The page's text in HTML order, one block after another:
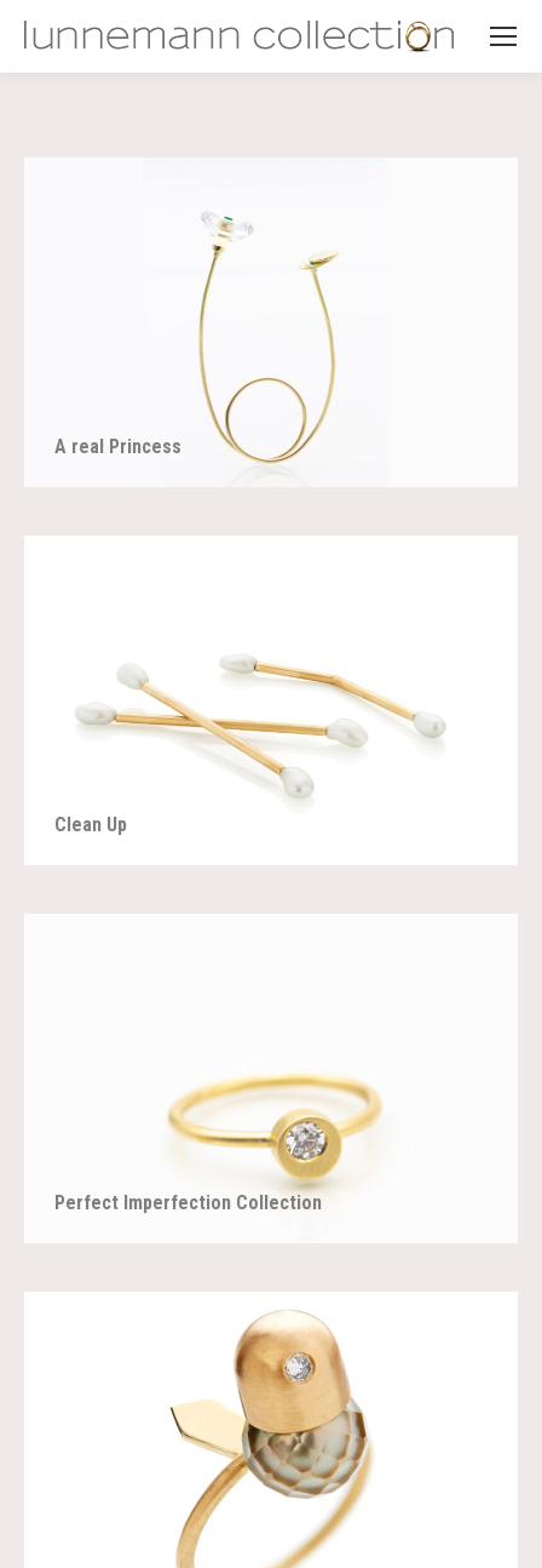
A real Princess
Clean Up
Perfect Imperfection Collection